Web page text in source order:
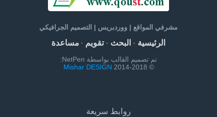
مشرفي المواقع | ووردبريس | التصميم الجرافيكي
الرئيسية· البحث· تقويم· مساعدة
تم تصميم القالب بواسطة NetPen:
© 2014-2018
Mishar DESIGN
روابط سريعة